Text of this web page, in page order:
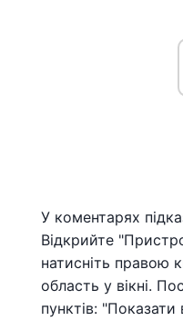
У коментарях
Відкрийте
натисніть
область у вікні.
пунктів: "Показати